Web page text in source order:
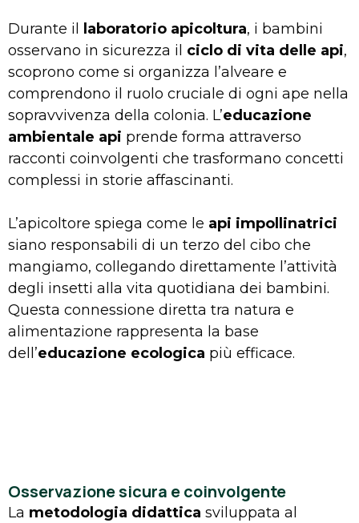
Durante il laboratorio apicoltura, i bambini
osservano in sicurezza il ciclo di vita delle api,
scoprono come si organizza l’alveare e
comprendono il ruolo cruciale di ogni ape nella
sopravvivenza della colonia. L’educazione
ambientale api prende forma attraverso
racconti coinvolgenti che trasformano concetti
complessi in storie affascinanti.
L’apicoltore spiega come le api impollinatrici
siano responsabili di un terzo del cibo che
mangiamo, collegando direttamente l’attività
degli insetti alla vita quotidiana dei bambini.
Questa connessione diretta tra natura e
alimentazione rappresenta la base
dell’educazione ecologica più efficace.
Osservazione sicura e coinvolgente
La metodologia didattica sviluppata al